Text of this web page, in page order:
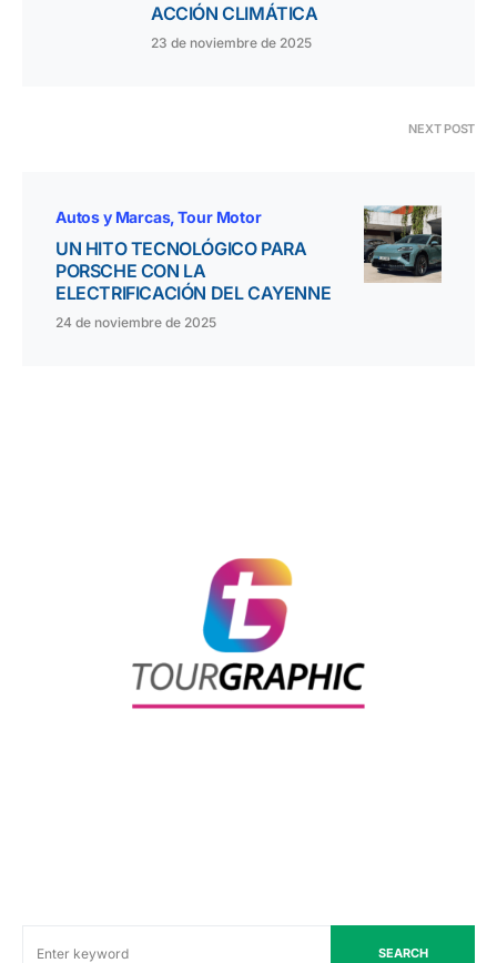
ACCIÓN CLIMÁTICA
23 de noviembre de 2025
NEXT POST
Autos y Marcas Tour Motor
UN HITO TECNOLÓGICO PARA
PORSCHE CON LA
ELECTRIFICACIÓN DEL CAYENNE
24 de noviembre de 2025
SEARCH